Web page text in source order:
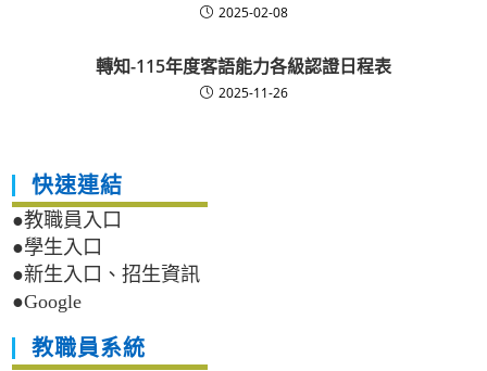
2025-02-08
轉知-115年度客語能力各級認證日程表
2025-11-26
快速連結
●教職員入口
●學生入口
●新生入口、招生資訊
●Google
教職員系統